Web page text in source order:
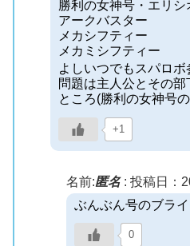
勝利の女神号・エリシ
アークバスター
メカシフティー
メカミシフティー
よしいつでもスパロボ
問題は主人公とその
ところ(勝利の女神号
+1
名前:匿名: 投稿日：
ぶんぶん号のブラ
0